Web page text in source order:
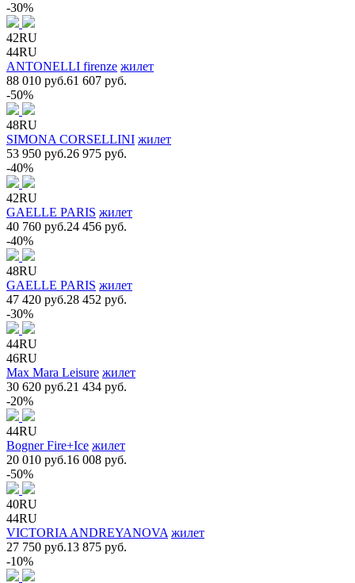
-30%
42RU
44RU
ANTONELLI firenze жилет
88 010 руб.61 607 руб.
-50%
48RU
SIMONA CORSELLINI жилет
53 950 руб.26 975 руб.
-40%
42RU
GAELLE PARIS жилет
40 760 руб.24 456 руб.
-40%
48RU
GAELLE PARIS жилет
47 420 руб.28 452 руб.
-30%
44RU
46RU
Max Mara Leisure жилет
30 620 руб.21 434 руб.
-20%
44RU
Bogner Fire+Ice жилет
20 010 руб.16 008 руб.
-50%
40RU
44RU
VICTORIA ANDREYANOVA жилет
27 750 руб.13 875 руб.
-10%